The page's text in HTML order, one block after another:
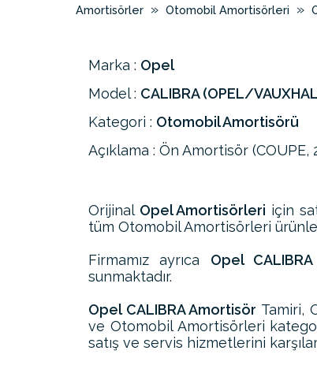
Amortisörler » Otomobil Amortisörleri »
Marka : Opel
Model : CALIBRA (OPEL/
Kategori : Otomobil Amortisörü
Açıklama : Ön Amortisör (COUPE,
Orijinal Opel Amortisörleri için
tüm Otomobil Amortisörleri
Firmamız ayrıca Opel
sunmaktadır.
Opel CALIBRA Amortisör Tamiri,
ve Otomobil Amortisörleri
satış ve servis hizmetlerini